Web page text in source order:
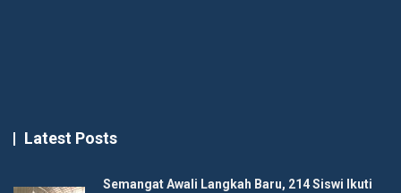
Latest Posts
Semangat Awali Langkah Baru, 214 Siswi Ikuti